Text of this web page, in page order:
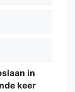
in
keer